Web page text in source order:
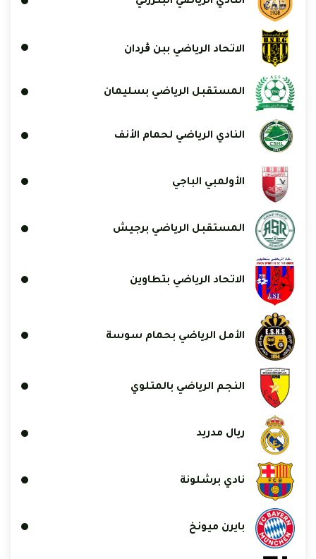
الاتحاد الرياضي ببن ڨردان
المستقبل الرياضي بسليمان
النادي الرياضي لحمام الأنف
الأولمبي الباجي
المستقبل الرياضي برجيش
الاتحاد الرياضي بتطاوين
الأمل الرياضي بحمام سوسة
النجم الرياضي بالمتلوي
ريال مدريد
نادي برشلونة
بايرن ميونخ